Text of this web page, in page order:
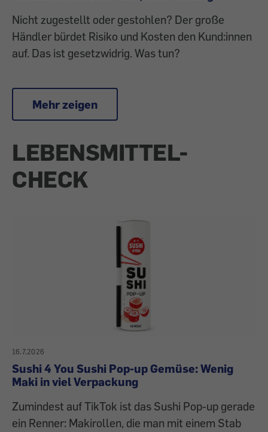
Nicht zugestellt oder gestohlen? Der große
Händler bürdet Risiko und Kosten den Kund:innen
auf. Das ist gesetzwidrig. Was tun?
Mehr zeigen
LEBENSMITTEL-
CHECK
16.7.2026
Sushi 4 You Sushi Pop-up Gemüse: Wenig
Maki in viel Verpackung
Zumindest auf TikTok ist das Sushi Pop-up gerade
ein Renner: Makirollen, die man mit einem Stab